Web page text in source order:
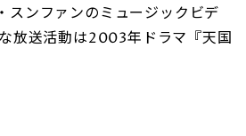
スンファンのミュージックビデ
放送活動は2003年ドラマ『天国